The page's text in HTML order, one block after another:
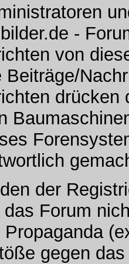
-
von
Beiträge/
der
Forum
gegen